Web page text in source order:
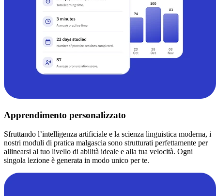
Apprendimento personalizzato
Sfruttando l’intelligenza artificiale e la scienza linguistica moderna, i
nostri moduli di pratica malgascia sono strutturati perfettamente per
allinearsi al tuo livello di abilità ideale e alla tua velocità. Ogni
singola lezione è generata in modo unico per te.